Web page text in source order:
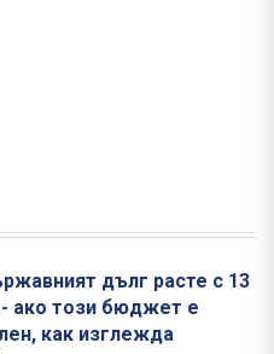
дълг расте с 13
ако този бюджет е
как изглежда